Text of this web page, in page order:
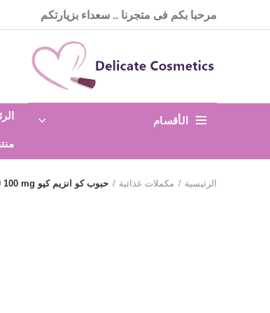
مرحبا بكم فى متجرنا .. سعداء بزيارتكم
الأقسام
الرئيسية مكملات غذائية حبوب كو انزيم كيو Puritan’s Pride CoQ10 100 mg